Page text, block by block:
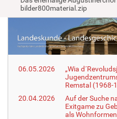
e
h
e
:
bilder800material.zip
06.05.2026
„Wia
Remstal (1968-
20.04.2026
Auf der Suche
Exitgame zu
als